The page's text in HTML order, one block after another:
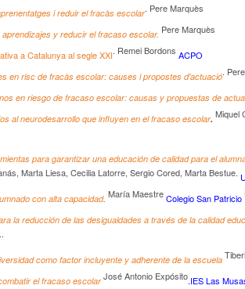
i reduir el fracàs escolar. Pere Marquès
y reducir el fracaso escolar. Pere Marquès
a Catalunya al segle XXI. Remei Bordons ACPO
en risc de fracàs escolar: causes i propostes d'actuació.
en riesgo de fracaso escolar: causas y propuestas de
al neurodesarrollo que influyen en el fracaso escolar. Miquel
para garantizar una educación de calidad para el
Marta Liesa, Cecilia Latorre, Sergio Cored, Marta Bestue.
con alta capacidad. María MaestreColegio San Patricio
la reducción de las desigualdades a través de la calidad
como factor incluyente y adherente de la escuela
el fracaso escolarJosé Antonio Expósito.IES Las